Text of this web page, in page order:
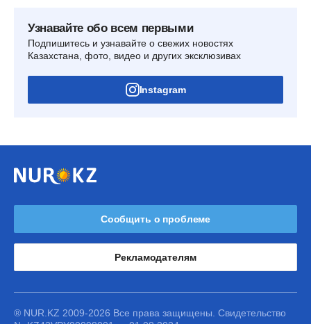
Узнавайте обо всем первыми
Подпишитесь и узнавайте о свежих новостях
Казахстана, фото, видео и других эксклюзивах
Instagram
Сообщить о проблеме
Рекламодателям
® NUR.KZ 2009-2026 Все права защищены. Свидетельство